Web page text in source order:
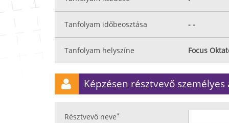
Tanfolyam időbeosztása - -
Tanfolyam helyszíne Focus
Képzésen résztvevő személyes
Résztvevő neve*